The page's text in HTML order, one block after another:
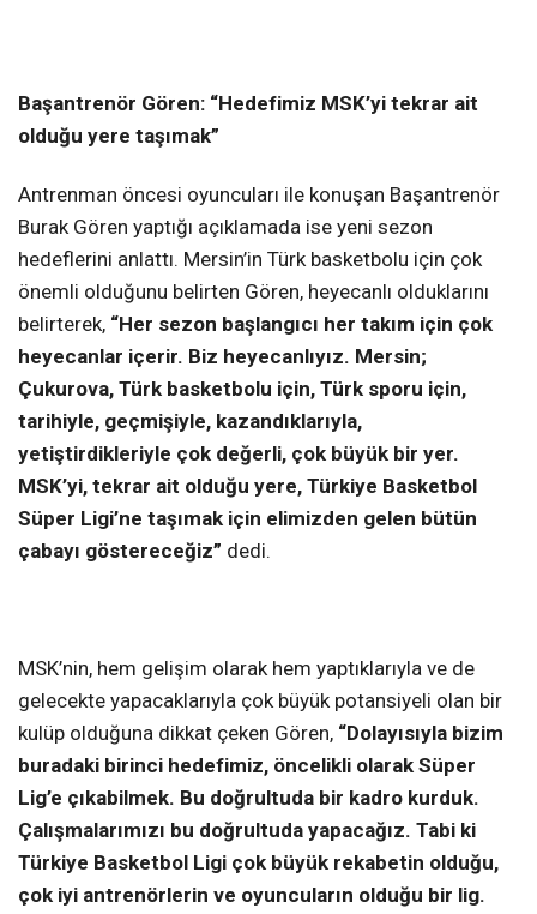
Başantrenör Gören: “Hedefimiz MSK’yi tekrar ait
olduğu yere taşımak”
Antrenman öncesi oyuncuları ile konuşan Başantrenör
Burak Gören yaptığı açıklamada ise yeni sezon
hedeflerini anlattı. Mersin’in Türk basketbolu için çok
önemli olduğunu belirten Gören, heyecanlı olduklarını
belirterek, “Her sezon başlangıcı her takım için çok
heyecanlar içerir. Biz heyecanlıyız. Mersin;
Çukurova, Türk basketbolu için, Türk sporu için,
tarihiyle, geçmişiyle, kazandıklarıyla,
yetiştirdikleriyle çok değerli, çok büyük bir yer.
MSK’yi, tekrar ait olduğu yere, Türkiye Basketbol
Süper Ligi’ne taşımak için elimizden gelen bütün
çabayı göstereceğiz” dedi.
MSK’nin, hem gelişim olarak hem yaptıklarıyla ve de
gelecekte yapacaklarıyla çok büyük potansiyeli olan bir
kulüp olduğuna dikkat çeken Gören, “Dolayısıyla bizim
buradaki birinci hedefimiz, öncelikli olarak Süper
Lig’e çıkabilmek. Bu doğrultuda bir kadro kurduk.
Çalışmalarımızı bu doğrultuda yapacağız. Tabi ki
Türkiye Basketbol Ligi çok büyük rekabetin olduğu,
çok iyi antrenörlerin ve oyuncuların olduğu bir lig.